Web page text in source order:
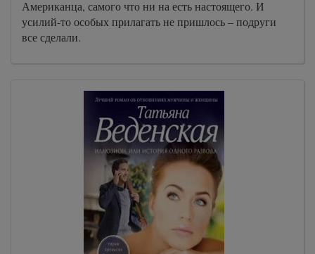
Американца, самого что ни на есть настоящего. И
усилий-то особых прилагать не пришлось – подруги
все сделали.